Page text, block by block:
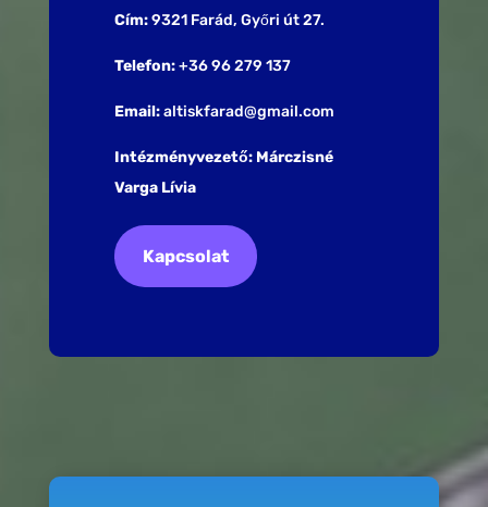
Cím:9321 Farád, Győri út 27.
Telefon:+36 96 279 137
Email:altiskfarad@gmail.com
Intézményvezető: Márczisné
Varga Lívia
Kapcsolat